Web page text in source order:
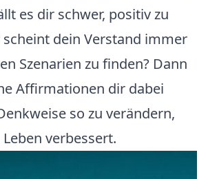
es dir schwer, positiv zu
scheint dein Verstand immer
Szenarien zu finden? Dann
Affirmationen dir dabei
so zu verändern,
verbessert.